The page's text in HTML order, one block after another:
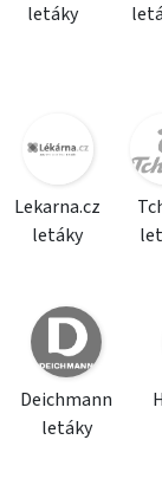
letáky
Lekarna.cz
letáky
Deichmann
letáky